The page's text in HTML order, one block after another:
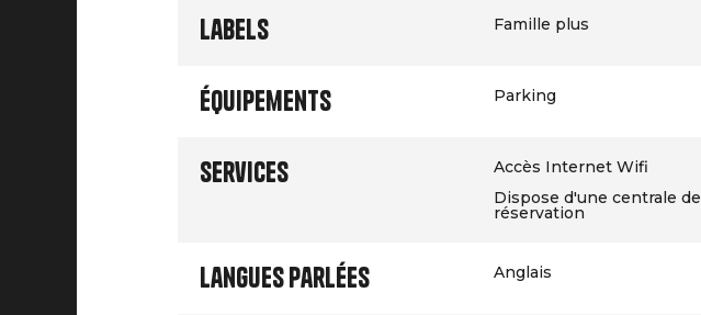
Labels Famille plus
Équipements Parking
Services Accès Internet Wifi
Dispose d'une centrale de
réservation
Langues parlées Anglais